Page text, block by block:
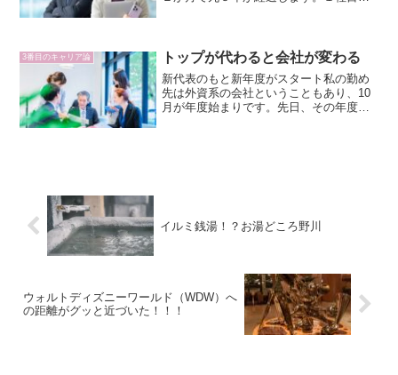
う間、気づけば...
3番目のキャリア論 トップが代わると会社が変わる
新代表のもと新年度がスタート私の勤め
先は外資系の会社ということもあり、10
月が年度始まりです。先日、その年度始
イルミ銭湯！？お湯どころ野川
ウォルトディズニーワールド（WDW）へ
の距離がグッと近づいた！！！